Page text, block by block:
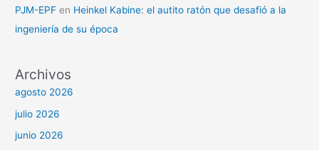
PJM-EPF en Heinkel Kabine: el autito ratón que desafió a la
ingeniería de su época
Archivos
agosto 2026
julio 2026
junio 2026